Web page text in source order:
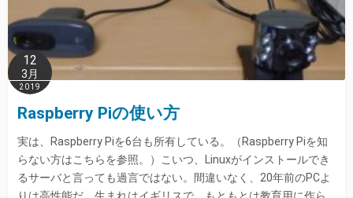
12
3月
2019
Raspberry Piの使い方
実は、Raspberry Piを6台も所有している。（Raspberry Piを知
らない方はこちらを参照。）こいつ、Linuxがインストールでき
るサーバと言っても過言ではない。間違いなく、20年前のPCよ